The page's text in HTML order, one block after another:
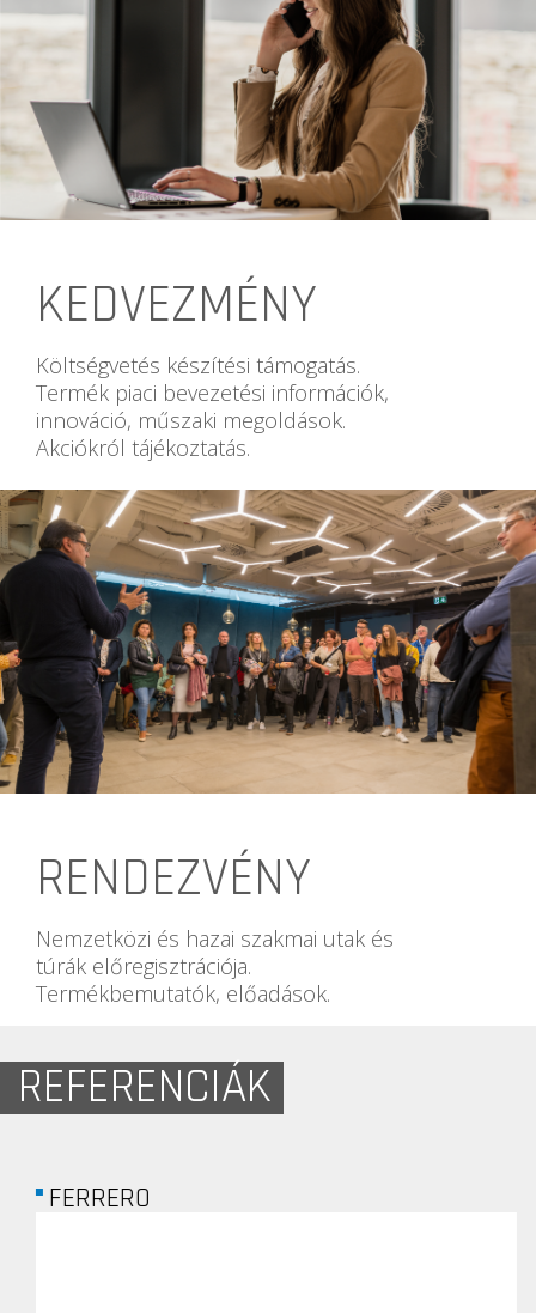
KEDVEZMÉNY
Költségvetés készítési támogatás.
Termék piaci bevezetési információk,
innováció, műszaki megoldások.
Akciókról tájékoztatás.
RENDEZVÉNY
Nemzetközi és hazai szakmai utak és
túrák előregisztrációja.
Termékbemutatók, előadások.
REFERENCIÁK
FERRERO